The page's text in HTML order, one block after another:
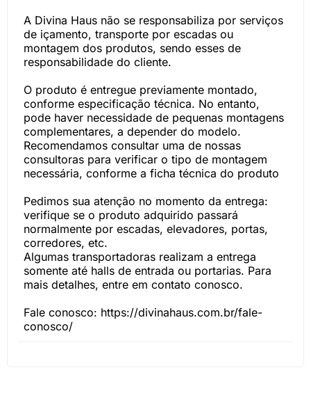
A Divina Haus não se responsabiliza por serviços
de içamento, transporte por escadas ou
montagem dos produtos, sendo esses de
responsabilidade do cliente.
O produto é entregue previamente montado,
conforme especificação técnica. No entanto,
pode haver necessidade de pequenas montagens
complementares, a depender do modelo.
Recomendamos consultar uma de nossas
consultoras para verificar o tipo de montagem
necessária, conforme a ficha técnica do produto
Pedimos sua atenção no momento da entrega:
verifique se o produto adquirido passará
normalmente por escadas, elevadores, portas,
corredores, etc.
Algumas transportadoras realizam a entrega
somente até halls de entrada ou portarias. Para
mais detalhes, entre em contato conosco.
Fale conosco: https://divinahaus.com.br/fale-
conosco/